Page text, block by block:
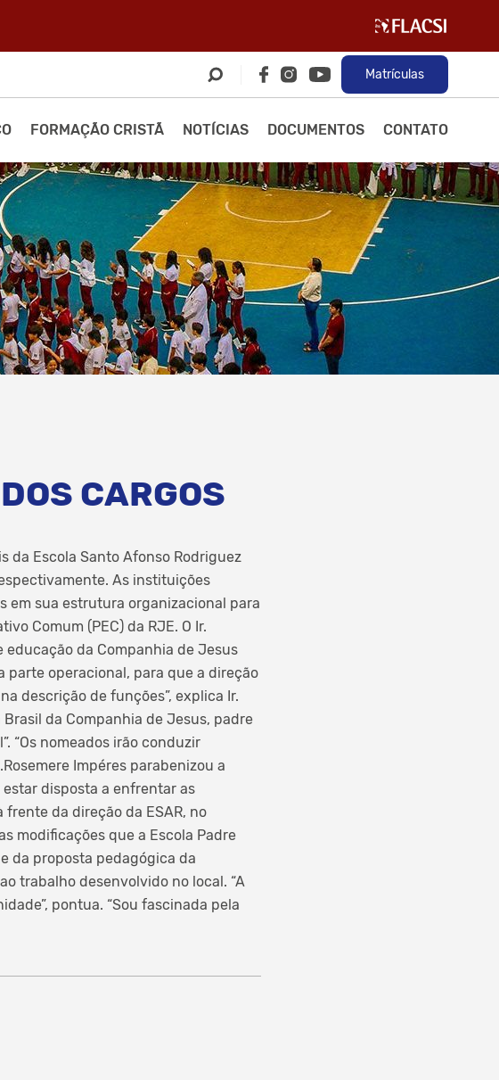
Matrículas
FORMAÇÃO CRISTÃ NOTÍCIAS DOCUMENTOS CONTATO
CARGOS
da Escola Santo Afonso Rodriguez
As instituições
em sua estrutura organizacional para
Comum (PEC) da RJE. O Ir.
educação da Companhia de Jesus
parte operacional, para que a direção
descrição de funções”, explica Ir.
da Companhia de Jesus, padre
“Os nomeados irão conduzir
Impéres parabenizou a
disposta a enfrentar as
da direção da ESAR, no
modificações que a Escola Padre
da proposta pedagógica da
trabalho desenvolvido no local. “A
pontua. “Sou fascinada pela